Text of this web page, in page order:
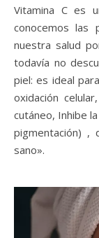
Vitamina C es
conocemos las
nuestra salud
todavía no
piel: es ideal
oxidación
cutáneo, Inhibe
pigmentación)
sano».